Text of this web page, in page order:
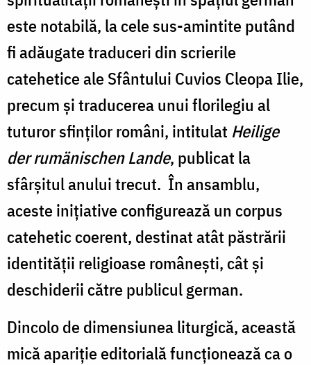
este notabilă, la cele sus-amintite putând
fi adăugate traduceri din scrierile
catehetice ale Sfântului Cuvios Cleopa Ilie,
precum și traducerea unui florilegiu al
tuturor sfinților români, intitulat Heilige
der rumänischen Lande, publicat la
sfârșitul anului trecut. În ansamblu,
aceste inițiative configurează un corpus
catehetic coerent, destinat atât păstrării
identității religioase românești, cât și
deschiderii către publicul german.
Dincolo de dimensiunea liturgică, această
mică apariție editorială funcționează ca o